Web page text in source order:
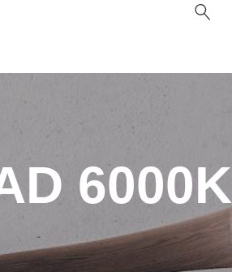
6000K